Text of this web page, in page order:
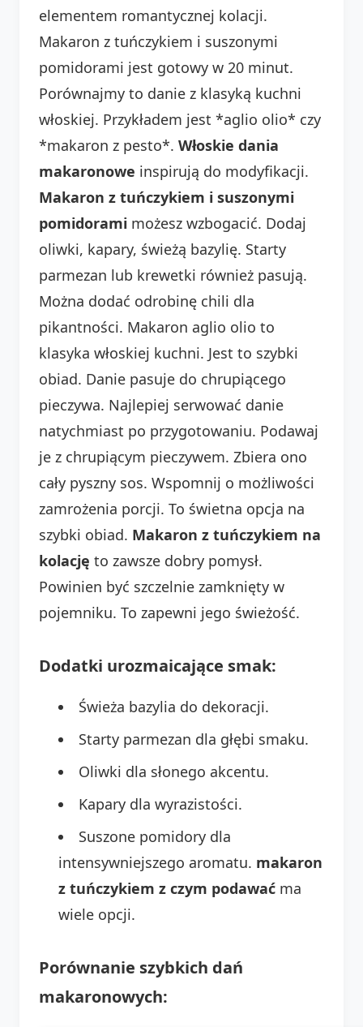
elementem romantycznej kolacji.
Makaron z tuńczykiem i suszonymi
pomidorami jest gotowy w 20 minut.
Porównajmy to danie z klasyką kuchni
włoskiej. Przykładem jest *aglio olio* czy
*makaron z pesto*. Włoskie dania
makaronowe inspirują do modyfikacji.
Makaron z tuńczykiem i suszonymi
pomidorami możesz wzbogacić. Dodaj
oliwki, kapary, świeżą bazylię. Starty
parmezan lub krewetki również pasują.
Można dodać odrobinę chili dla
pikantności. Makaron aglio olio to
klasyka włoskiej kuchni. Jest to szybki
obiad. Danie pasuje do chrupiącego
pieczywa. Najlepiej serwować danie
natychmiast po przygotowaniu. Podawaj
je z chrupiącym pieczywem. Zbiera ono
cały pyszny sos. Wspomnij o możliwości
zamrożenia porcji. To świetna opcja na
szybki obiad. Makaron z tuńczykiem na
kolację to zawsze dobry pomysł.
Powinien być szczelnie zamknięty w
pojemniku. To zapewni jego świeżość.
Dodatki urozmaicające smak:
Świeża bazylia do dekoracji.
Starty parmezan dla głębi smaku.
Oliwki dla słonego akcentu.
Kapary dla wyrazistości.
Suszone pomidory dla
intensywniejszego aromatu. makaron
z tuńczykiem z czym podawać ma
wiele opcji.
Porównanie szybkich dań
makaronowych: